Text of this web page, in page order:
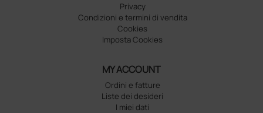
Privacy
Condizioni e termini di vendita
Cookies
Imposta Cookies
MY ACCOUNT
Ordini e fatture
Liste dei desideri
I miei dati